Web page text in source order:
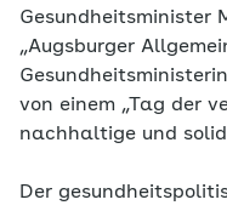
Gesundheitsminister
„Augsburger
von einem „Tag der
nachhaltige und
Der